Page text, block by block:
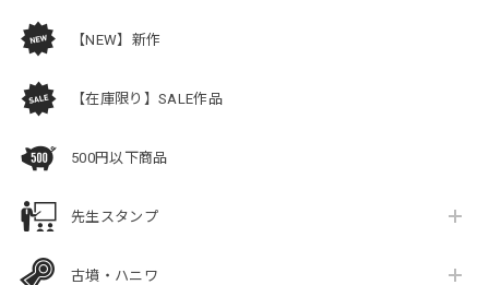
【NEW】新作
【在庫限り】SALE作品
500円以下商品
先生スタンプ
古墳・ハニワ